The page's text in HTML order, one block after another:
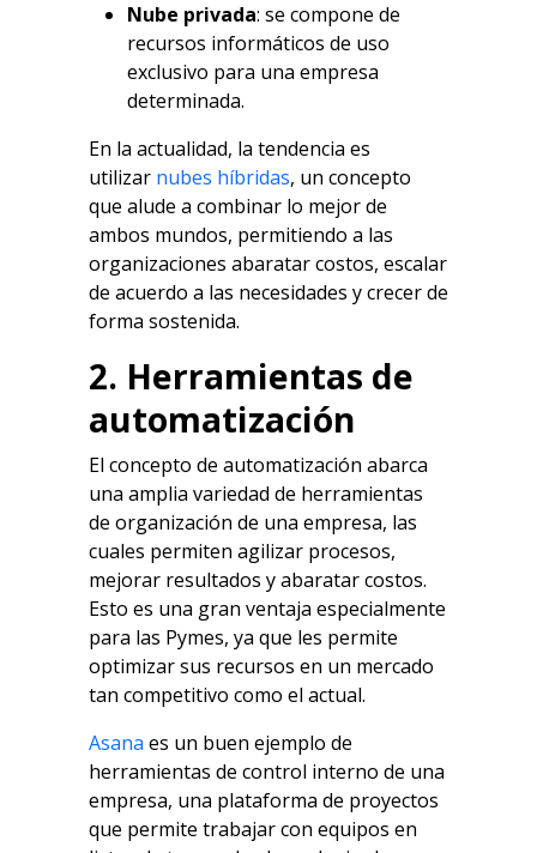
Nube privada: se compone de
recursos informáticos de uso
exclusivo para una empresa
determinada.
En la actualidad, la tendencia es
utilizar nubes híbridas, un concepto
que alude a combinar lo mejor de
ambos mundos, permitiendo a las
organizaciones abaratar costos, escalar
de acuerdo a las necesidades y crecer de
forma sostenida.
2. Herramientas de
automatización
El concepto de automatización abarca
una amplia variedad de herramientas
de organización de una empresa, las
cuales permiten agilizar procesos,
mejorar resultados y abaratar costos.
Esto es una gran ventaja especialmente
para las Pymes, ya que les permite
optimizar sus recursos en un mercado
tan competitivo como el actual.
Asana es un buen ejemplo de
herramientas de control interno de una
empresa, una plataforma de proyectos
que permite trabajar con equipos en